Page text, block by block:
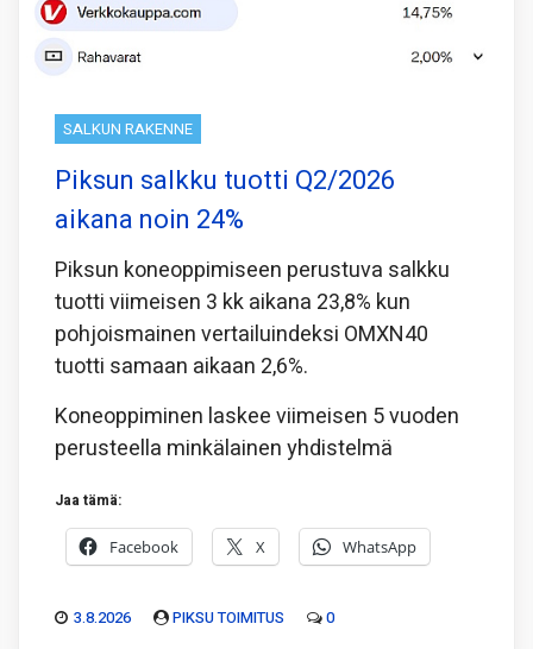
SALKUN RAKENNE
Piksun salkku tuotti Q2/2026
aikana noin 24%
Piksun koneoppimiseen perustuva salkku
tuotti viimeisen 3 kk aikana 23,8% kun
pohjoismainen vertailuindeksi OMXN40
tuotti samaan aikaan 2,6%.
Koneoppiminen laskee viimeisen 5 vuoden
perusteella minkälainen yhdistelmä
Jaa tämä:
Facebook X WhatsApp
3.8.2026 PIKSU TOIMITUS 0